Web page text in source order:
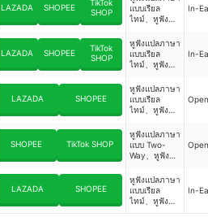
Offline
ฟังแปลภาษา
แบบใช้ AI
หรือผ่านแอป
LAZADA SHOPEE
TikTok
SHOP
แบบเรียล
ไทม์、หูฟัง
Two-Way、หู
ฟังแปลภาษา
แบบใช้ AI
หรือผ่าน
แปลภาษาแบบ
Offline
In-
LAZADA SHOPEE
TikTok
SHOP
หูฟังแปลภาษา
แบบเรียล
ไทม์、หูฟัง
Two-Way、หู
ฟังแปลภาษา
แบบใช้ AI
หรือผ่านแอป
In-
LAZADA SHOPEE
หูฟังแปลภาษา
แบบเรียล
ไทม์、หูฟัง
ใช้ AI หรือ
ผ่านแอป
SHOPEE TikTok SHOP
หูฟังแปลภาษา
แบบ Two-
Way、หูฟัง
ใช้ AI หรือ
ผ่านแอป
LAZADA SHOPEE
หูฟังแปลภาษา
แบบเรียล
ไทม์、หูฟัง
แปลภาษาแบบ
In-